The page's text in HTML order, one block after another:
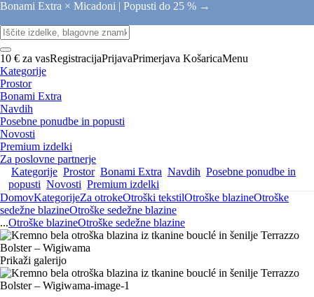
Bonami Extra × Micadoni | Popusti do 25 % →
10 € za vasRegistracijaPrijavaPrimerjava KošaricaMenu
Kategorije
Prostor
Bonami Extra
Navdih
Posebne ponudbe in popusti
Novosti
Premium izdelki
Za poslovne partnerje
Kategorije Prostor Bonami Extra Navdih Posebne ponudbe in
popusti Novosti Premium izdelki
DomovKategorijeZa otrokeOtroški tekstilOtroške blazineOtroške
sedežne blazineOtroške sedežne blazine
...Otroške blazineOtroške sedežne blazine
Prikaži galerijo